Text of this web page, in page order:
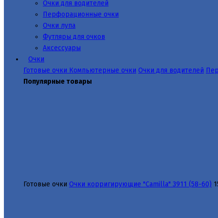
Очки для водителей
Перфорационные очки
Очки лупа
Футляры для очков
Аксессуары
Очки
Готовые очки Компьютерные очки Очки для водителей
Популярные товары
Готовые очки Очки корригирующие "Camilla" 3911 (58-60)